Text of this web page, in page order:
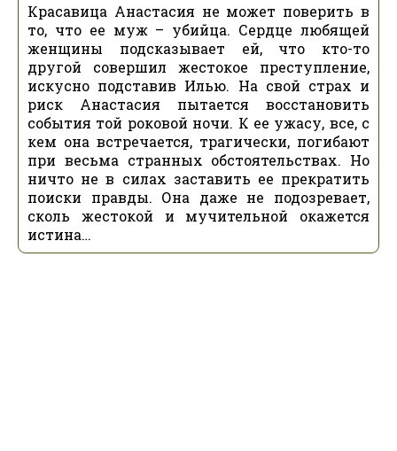
Красавица Анастасия не может поверить в
то, что ее муж – убийца. Сердце любящей
женщины подсказывает ей, что кто-то
другой совершил жестокое преступление,
искусно подставив Илью. На свой страх и
риск Анастасия пытается восстановить
события той роковой ночи. К ее ужасу, все, с
кем она встречается, трагически, погибают
при весьма странных обстоятельствах. Но
ничто не в силах заставить ее прекратить
поиски правды. Она даже не подозревает,
сколь жестокой и мучительной окажется
истина…